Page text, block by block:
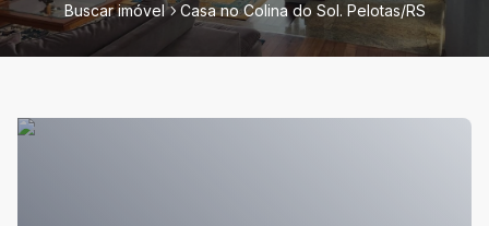
Buscar imóvel Casa no Colina do Sol. Pelotas/RS